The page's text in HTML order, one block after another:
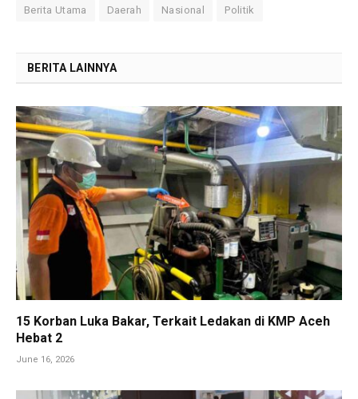
Berita Utama Daerah Nasional Politik
BERITA LAINNYA
15 Korban Luka Bakar, Terkait Ledakan di KMP Aceh
Hebat 2
June 16, 2026